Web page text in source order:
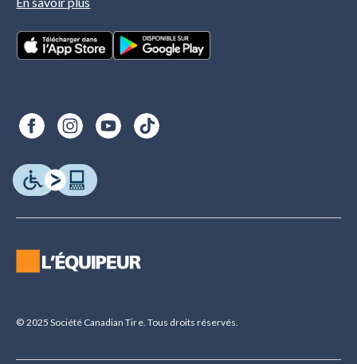
© 2025 Société Canadian Tire. Tous droits réservés.